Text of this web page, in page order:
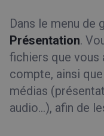
Dans le menu de
Présentation.
fichiers que
compte, ainsi
médias
audio…), afin de